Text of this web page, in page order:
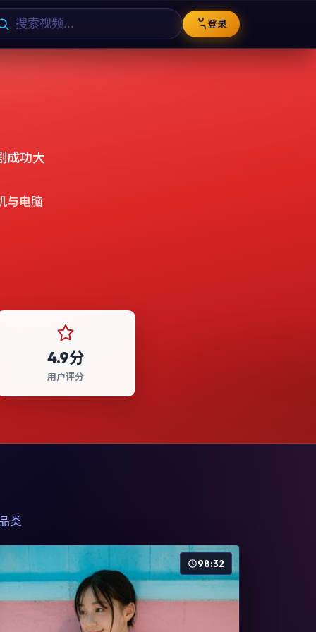
登录
成功大
与电脑
4.9分
用户评分
类
98:32